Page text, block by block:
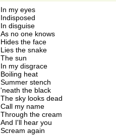
In my eyes
Indisposed
In disguise
As no one knows
Hides the face
Lies the snake
The sun
In my disgrace
Boiling heat
Summer stench
'neath the black
The sky looks dead
Call my name
Through the cream
And I'll hear you
Scream again